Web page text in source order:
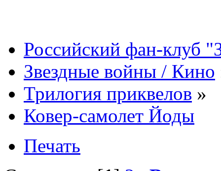
Российский фан-клуб
Звездные войны / Кино
Трилогия приквелов »
Ковер-самолет Йоды
Печать